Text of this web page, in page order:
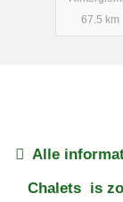
67.5 km
Alle
Chalets is